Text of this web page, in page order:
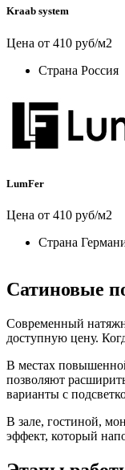
Kraab system
Цена от 410 руб/м2
Страна Россия
LumFer
Цена от 410 руб/м2
Страна
Сатиновые
Современный
доступную цену.
В местах
позволяют
варианты с
В зале, гостиной,
эффект, который